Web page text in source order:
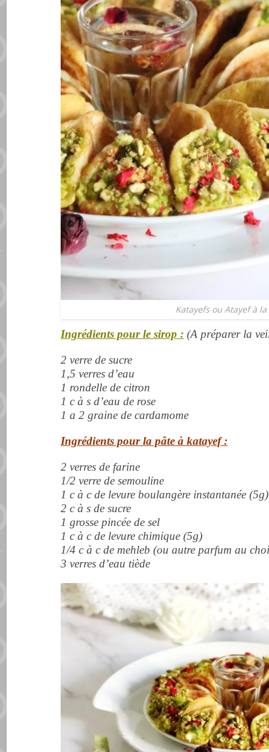
Katayefs ou Atayef à la
Ingrédients pour le sirop : (A préparer la
2 verre de sucre
1,5 verres d’eau
1 rondelle de citron
1 c à s d’eau de rose
1 a 2 graine de cardamome
Ingrédients pour la pâte à katayef :
2 verres de farine
1/2 verre de semouline
1 c à c de levure boulangère instantanée (5g)
2 c à s de sucre
1 grosse pincée de sel
1 c à c de levure chimique (5g)
1/4 c à c de mehleb (ou autre parfum au
3 verres d’eau tiède